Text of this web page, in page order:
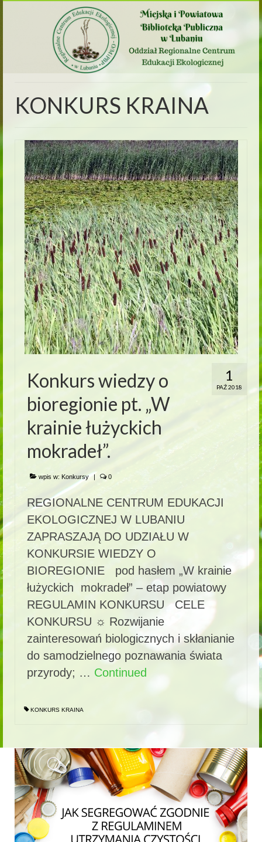
KONKURS KRAINA
1
PAŹ 2018
Konkurs wiedzy o
bioregionie pt. „W
krainie łużyckich
mokradeł”.
wpis w: Konkursy | 0
REGIONALNE CENTRUM EDUKACJI
EKOLOGICZNEJ W LUBANIU
ZAPRASZAJĄ DO UDZIAŁU W
KONKURSIE WIEDZY O
BIOREGIONIE pod hasłem „W krainie
łużyckich mokradeł” – etap powiatowy
REGULAMIN KONKURSU CELE
KONKURSU ☼ Rozwijanie
zainteresowań biologicznych i skłanianie
do samodzielnego poznawania świata
przyrody; … Continued
KONKURS KRAINA